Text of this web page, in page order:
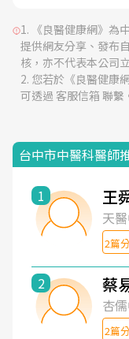
人對張永明醫師的恩德此
這個網站 搜尋張醫師的名字果然名列其中遂把放在內
心多年的感激稍作表述 對一個初次謀面 完
背景介紹的平凡
有 心中對張醫師
《良醫健康網》為
提供網友分享、發布
核，亦不代表本公司
您若於《良醫健康
可透過 客服信箱 聯繫
台中市中醫科醫師
1 王
天
2篇
2 蔡
杏
2篇